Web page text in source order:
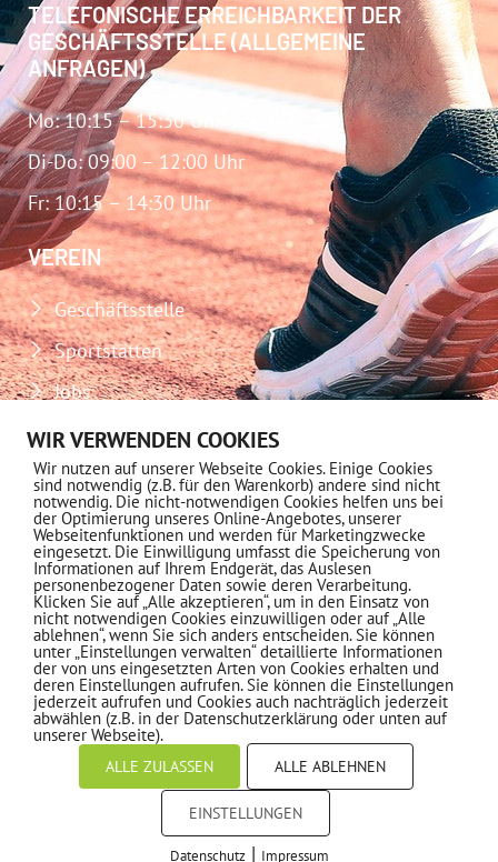
TELEFONISCHE ERREICHBARKEIT DER
GESCHÄFTSSTELLE (ALLGEMEINE
ANFRAGEN)
Mo: 10:15 – 15:30 Uhr
Di-Do: 09:00 – 12:00 Uhr
Fr: 10:15 – 14:30 Uhr
VEREIN
Geschäftsstelle
Sportstätten
Jobs
Download-Center
Impressum
Datenschutz
MITGLIEDSCHAFT
Informationen
NEWSLETTER ABONNIEREN
© 2022 - MTV 1862 e.V. Kronberg
WIR VERWENDEN COOKIES
Wir nutzen auf unserer Webseite Cookies. Einige Cookies
sind notwendig (z.B. für den Warenkorb) andere sind nicht
notwendig. Die nicht-notwendigen Cookies helfen uns bei
der Optimierung unseres Online-Angebotes, unserer
Webseitenfunktionen und werden für Marketingzwecke
eingesetzt. Die Einwilligung umfasst die Speicherung von
Informationen auf Ihrem Endgerät, das Auslesen
personenbezogener Daten sowie deren Verarbeitung.
Klicken Sie auf „Alle akzeptieren“, um in den Einsatz von
nicht notwendigen Cookies einzuwilligen oder auf „Alle
ablehnen“, wenn Sie sich anders entscheiden. Sie können
unter „Einstellungen verwalten“ detaillierte Informationen
der von uns eingesetzten Arten von Cookies erhalten und
deren Einstellungen aufrufen. Sie können die Einstellungen
jederzeit aufrufen und Cookies auch nachträglich jederzeit
abwählen (z.B. in der Datenschutzerklärung oder unten auf
unserer Webseite).
ALLE ZULASSEN ALLE ABLEHNEN
EINSTELLUNGEN
Datenschutz| Impressum